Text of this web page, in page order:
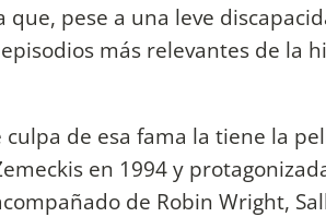
que, pese a una leve
más relevantes de la
culpa de esa fama la tiene la
en 1994 y
de Robin Wright,